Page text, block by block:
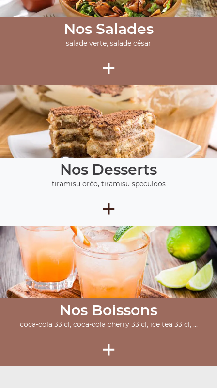
Nos Salades
salade verte, salade césar
+
Nos Desserts
tiramisu oréo, tiramisu speculoos
+
Nos Boissons
coca-cola 33 cl, coca-cola cherry 33 cl, ice tea 33 cl, ...
+